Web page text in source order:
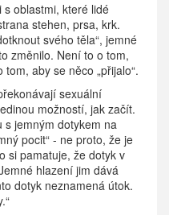
oblastmi, které lidé
stehen, prsa, krk.
svého těla“, jemné
změnilo. Není to o tom,
aby se něco „přijalo“.
sexuální
možností, jak začít.
s jemným dotykem na
pocit“ - ne proto, že je
si pamatuje, že dotyk v
hlazení jim dává
dotyk neznamená útok.